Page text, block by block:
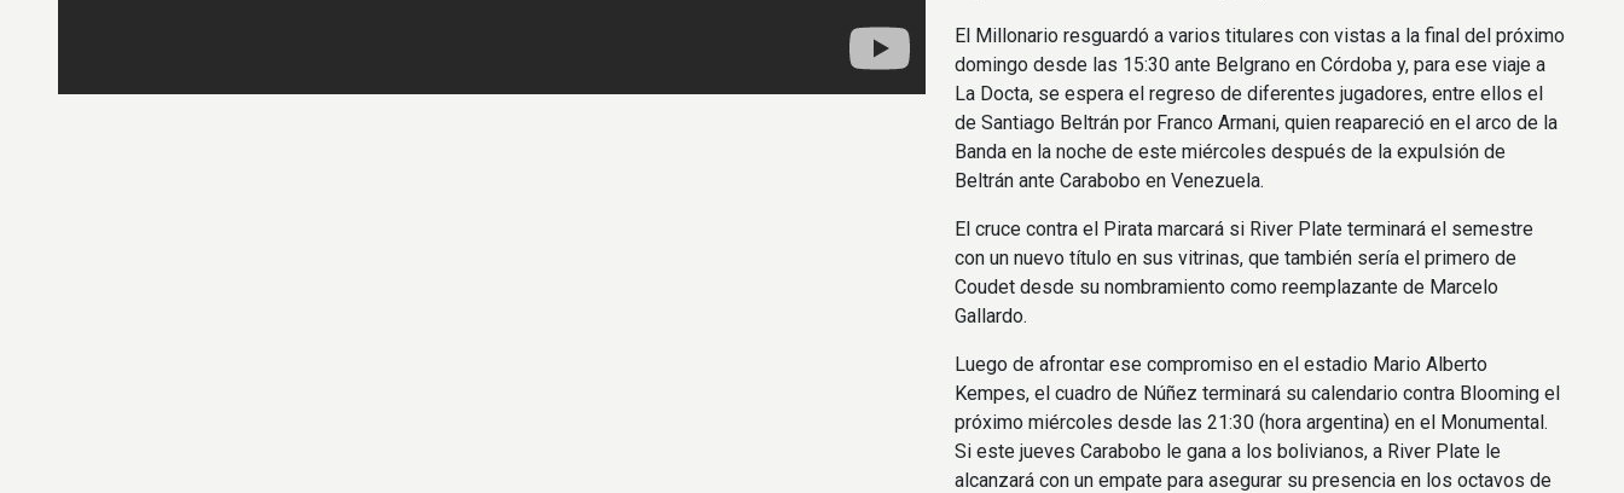
El Millonario resguardó a varios titulares con vistas a la final del próximo
domingo desde las 15:30 ante Belgrano en Córdoba y, para ese viaje a
La Docta, se espera el regreso de diferentes jugadores, entre ellos el
de Santiago Beltrán por Franco Armani, quien reapareció en el arco de la
Banda en la noche de este miércoles después de la expulsión de
Beltrán ante Carabobo en Venezuela.
El cruce contra el Pirata marcará si River Plate terminará el semestre
con un nuevo título en sus vitrinas, que también sería el primero de
Coudet desde su nombramiento como reemplazante de Marcelo
Gallardo.
Luego de afrontar ese compromiso en el estadio Mario Alberto
Kempes, el cuadro de Núñez terminará su calendario contra Blooming el
próximo miércoles desde las 21:30 (hora argentina) en el Monumental.
Si este jueves Carabobo le gana a los bolivianos, a River Plate le
alcanzará con un empate para asegurar su presencia en los octavos de